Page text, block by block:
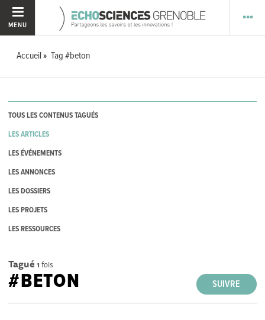
MENU
Accueil Tag #beton
TOUS LES CONTENUS TAGUÉS
LES ARTICLES
LES ÉVÉNEMENTS
LES ANNONCES
LES DOSSIERS
LES PROJETS
LES RESSOURCES
Tagué 1 fois
SUIVRE
#BETON